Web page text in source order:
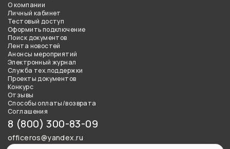
О компании
Личный кабинет
Тестовый доступ
Оформить подключение
Поиск документов
Лента новостей
Анонсы мероприятий
Электронный журнал
Служба тех.поддержки
Проекты документов
Конкурс
Отзывы
Способы оплаты/возврата
Соглашения
8 (800) 300-83-09
officeros@yandex.ru